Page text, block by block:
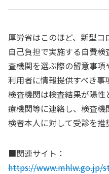
厚労省はこのほど、新型
自己負担で実施する自費
査機関を選ぶ際の留意事
利用者に情報提供すべき
検査機関は検査結果が陽
療機関等に連絡し、検査
検者本人に対して受診を推
■関連サイト：
https://www.mhlw.go.jp/